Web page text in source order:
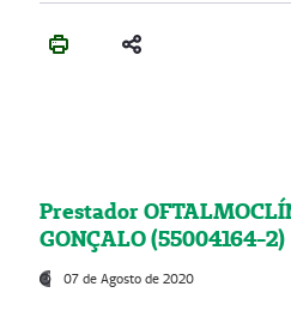
Prestador
GONÇALO (55004164-2)
07 de Agosto de 2020